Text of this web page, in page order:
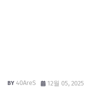
40AreS 12월 05, 2025